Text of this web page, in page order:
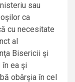
sau
ca
cu necesitate
al
Bisericii şi
în ea şi
obârşia în cel